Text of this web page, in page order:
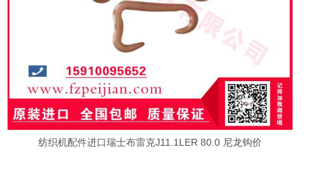
纺织机配件进口瑞士布雷克J11.1LER 80.0 尼龙钩价